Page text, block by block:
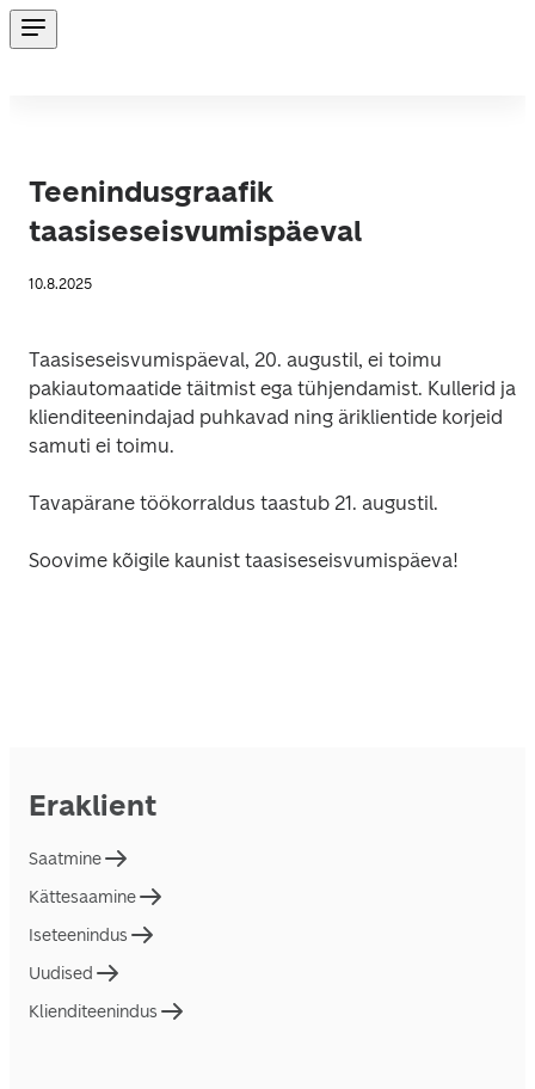
Teenindusgraafik
taasiseseisvumispäeval
10.8.2025
Taasiseseisvumispäeval, 20. augustil, ei toimu
pakiautomaatide täitmist ega tühjendamist. Kullerid ja
klienditeenindajad puhkavad ning äriklientide korjeid
samuti ei toimu.
Tavapärane töökorraldus taastub 21. augustil.
Soovime kõigile kaunist taasiseseisvumispäeva!
Eraklient
Saatmine
Kättesaamine
Iseteenindus
Uudised
Klienditeenindus